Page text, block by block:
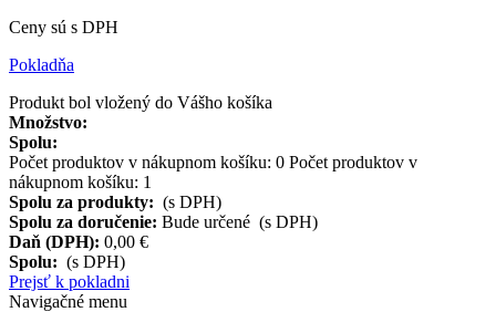
Ceny sú s DPH
Pokladňa
Produkt bol vložený do Vášho košíka
Množstvo:
Spolu:
Počet produktov v nákupnom košíku: 0 Počet produktov v
nákupnom košíku: 1
Spolu za produkty: (s DPH)
Spolu za doručenie: Bude určené (s DPH)
Daň (DPH): 0,00 €
Spolu: (s DPH)
Prejsť k pokladni
Navigačné menu